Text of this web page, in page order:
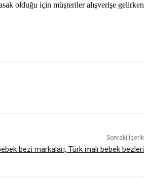
olduğu için müşteriler alışverişe gelirken
Sonraki İçerik
bezi markaları, Türk malı bebek bezleri